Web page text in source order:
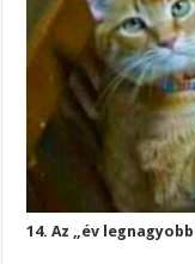
14. Az „év